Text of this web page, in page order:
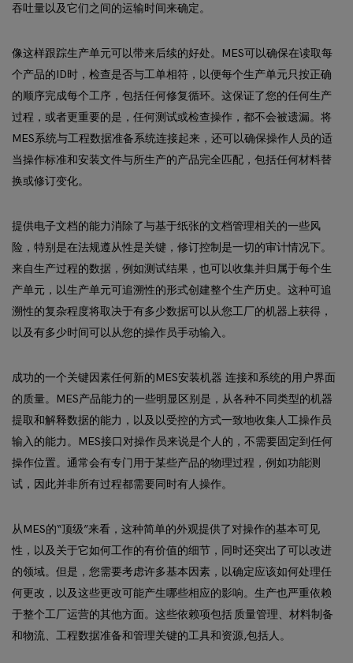
吞吐量以及它们之间的运输时间来确定。
像这样跟踪生产单元可以带来后续的好处。MES可以确保在读取每
个产品的ID时，检查是否与工单相符，以便每个生产单元只按正确
的顺序完成每个工序，包括任何修复循环。这保证了您的任何生产
过程，或者更重要的是，任何测试或检查操作，都不会被遗漏。将
MES系统与工程数据准备系统连接起来，还可以确保操作人员的适
当操作标准和安装文件与所生产的产品完全匹配，包括任何材料替
换或修订变化。
提供电子文档的能力消除了与基于纸张的文档管理相关的一些风
险，特别是在法规遵从性是关键，修订控制是一切的审计情况下。
来自生产过程的数据，例如测试结果，也可以收集并归属于每个生
产单元，以生产单元可追溯性的形式创建整个生产历史。这种可追
溯性的复杂程度将取决于有多少数据可以从您工厂的机器上获得，
以及有多少时间可以从您的操作员手动输入。
成功的一个关键因素任何新的MES安装机器 连接和系统的用户界面
的质量。MES产品能力的一些明显区别是，从各种不同类型的机器
提取和解释数据的能力，以及以受控的方式一致地收集人工操作员
输入的能力。MES接口对操作员来说是个人的，不需要固定到任何
操作位置。通常会有专门用于某些产品的物理过程，例如功能测
试，因此并非所有过程都需要同时有人操作。
从MES的“顶级”来看，这种简单的外观提供了对操作的基本可见
性，以及关于它如何工作的有价值的细节，同时还突出了可以改进
的领域。但是，您需要考虑许多基本因素，以确定应该如何处理任
何更改，以及这些更改可能产生哪些相应的影响。生产也严重依赖
于整个工厂运营的其他方面。这些依赖项包括 质量管理、材料制备
和物流、工程数据准备和管理关键的工具和资源,包括人。